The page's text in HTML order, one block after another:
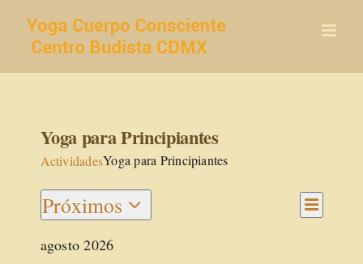
contenido
Yoga para Principiantes
ActividadesYoga para Principiantes
de
Lista
Próximos
Seleccionar
fecha.
agosto 2026